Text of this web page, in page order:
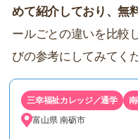
めて紹介しており、無
ールごとの違いを比較
びの参考にしてみてく
三幸福祉カレッジ／通学
富山県 南砺市